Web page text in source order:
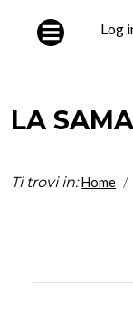
Log
LA
Ti trovi in: Home